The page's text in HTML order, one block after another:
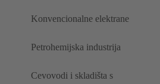
Konvencionalne elektrane
Petrohemijska industrija
Cevovodi i skladišta s